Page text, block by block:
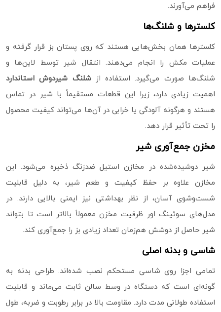
فراهم می‌آورند.
کلسترها و شلنگ‌ها
کلسترها همان بخش‌هایی هستند که روی پستان بز قرار گرفته و
عملیات مکش را انجام می‌دهند. انتقال شیر توسط لاین‌ها و
شلنگ‌ها صورت می‌گیرد. استفاده ازشلنگ شیردوش استاندارد
اهمیت زیادی دارد، زیرا این قطعات مستقیماً با شیر در تماس
هستند و هرگونه آلودگی یا خرابی در آن‌ها می‌تواند کیفیت محصول
را تحت تأثیر قرار دهد.
مخزن جمع‌آوری شیر
شیر دوشیده‌شده در مخازن استیل ضدزنگ ذخیره می‌شود. این
مخازن علاوه بر حفظ کیفیت و طعم شیر، به دلیل قابلیت
شست‌وشوی آسان، از نظر بهداشتی نیز ایمنی بالایی دارند. در
مدل‌های سوئینگ اور ظرفیت مخزن معمولاً بالاتر است تا بتواند
شیر حاصل از دوشش هم‌زمان تعداد زیادی بز را جمع‌آوری کند.
شاسی و بدنه اصلی
تمامی اجزا روی شاسی مستحکم نصب شده‌اند. طراحی بدنه به‌
گونه‌ای است که دستگاه در وسط سالن ثابت می‌ماند و قابلیت
استفاده طولانی‌ مدت دارد. مقاومت بالا در برابر رطوبت و ضربه، طول